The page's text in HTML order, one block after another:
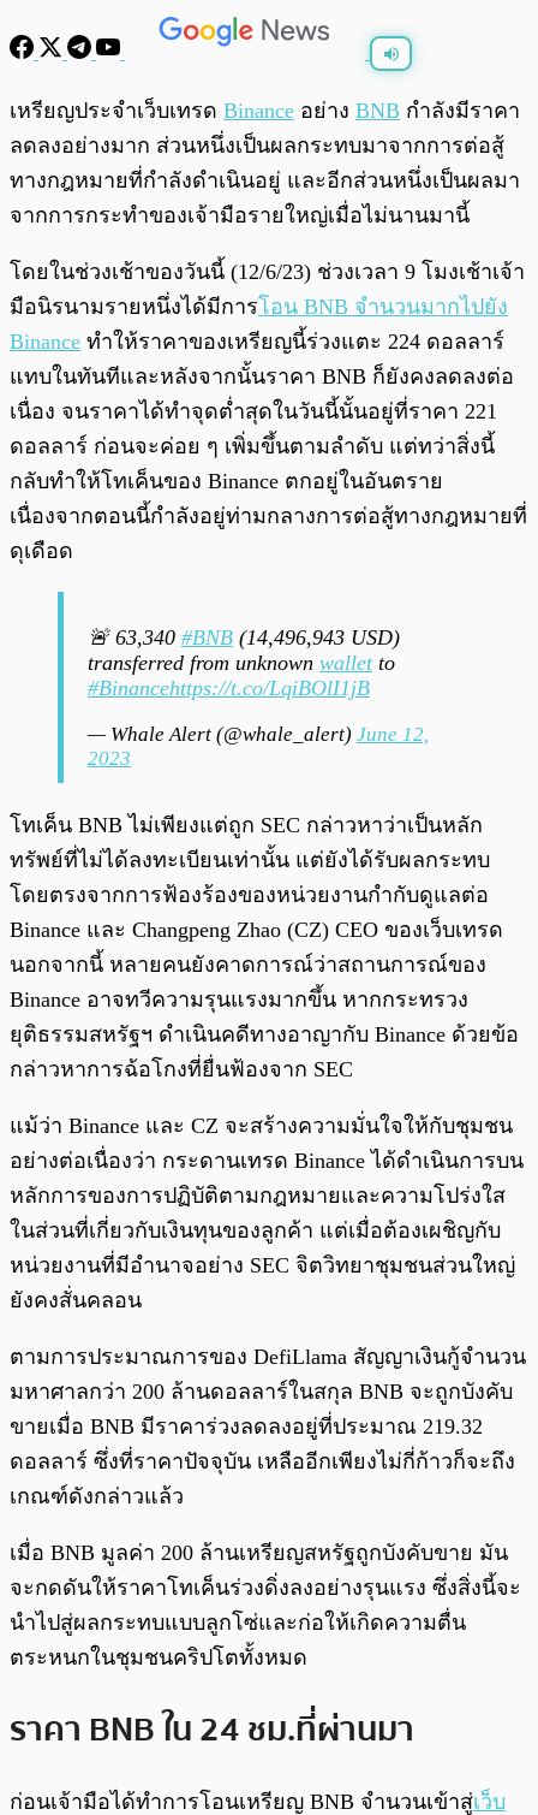
พร้อมเล่น 0:00 / 0:00
เหรียญประจำเว็บเทรด Binance อย่าง BNB กำลังมีราคา
ลดลงอย่างมาก ส่วนหนึ่งเป็นผลกระทบมาจากการต่อสู้
ทางกฎหมายที่กำลังดำเนินอยู่ และอีกส่วนหนึ่งเป็นผลมา
จากการกระทำของเจ้ามือรายใหญ่เมื่อไม่นานมานี้
โดยในช่วงเช้าของวันนี้ (12/6/23) ช่วงเวลา 9 โมงเช้าเจ้า
มือนิรนามรายหนึ่งได้มีการโอน BNB จำนวนมากไปยัง
Binance ทำให้ราคาของเหรียญนี้ร่วงแตะ 224 ดอลลาร์
แทบในทันทีและหลังจากนั้นราคา BNB ก็ยังคงลดลงต่อ
เนื่อง จนราคาได้ทำจุดต่ำสุดในวันนี้นั้นอยู่ที่ราคา 221
ดอลลาร์ ก่อนจะค่อย ๆ เพิ่มขึ้นตามลำดับ แต่ทว่าสิ่งนี้
กลับทำให้โทเค็นของ Binance ตกอยู่ในอันตราย
เนื่องจากตอนนี้กำลังอยู่ท่ามกลางการต่อสู้ทางกฎหมายที่
ดุเดือด
🚨 63,340 #BNB (14,496,943 USD)
transferred from unknown walletto
#Binancehttps://t.co/LqiBOlI1jB
— Whale Alert (@whale_alert) June 12,
2023
โทเค็น BNB ไม่เพียงแต่ถูก SEC กล่าวหาว่าเป็นหลัก
ทรัพย์ที่ไม่ได้ลงทะเบียนเท่านั้น แต่ยังได้รับผลกระทบ
โดยตรงจากการฟ้องร้องของหน่วยงานกำกับดูแลต่อ
Binance และ Changpeng Zhao (CZ) CEO ของเว็บเทรด
นอกจากนี้ หลายคนยังคาดการณ์ว่าสถานการณ์ของ
Binance อาจทวีความรุนแรงมากขึ้น หากกระทรวง
ยุติธรรมสหรัฐฯ ดำเนินคดีทางอาญากับ Binance ด้วยข้อ
กล่าวหาการฉ้อโกงที่ยื่นฟ้องจาก SEC
แม้ว่า Binance และ CZ จะสร้างความมั่นใจให้กับชุมชน
อย่างต่อเนื่องว่า กระดานเทรด Binance ได้ดำเนินการบน
หลักการของการปฏิบัติตามกฎหมายและความโปร่งใส
ในส่วนที่เกี่ยวกับเงินทุนของลูกค้า แต่เมื่อต้องเผชิญกับ
หน่วยงานที่มีอำนาจอย่าง SEC จิตวิทยาชุมชนส่วนใหญ่
ยังคงสั่นคลอน
ตามการประมาณการของ DefiLlama สัญญาเงินกู้จำนวน
มหาศาลกว่า 200 ล้านดอลลาร์ในสกุล BNB จะถูกบังคับ
ขายเมื่อ BNB มีราคาร่วงลดลงอยู่ที่ประมาณ 219.32
ดอลลาร์ ซึ่งที่ราคาปัจจุบัน เหลืออีกเพียงไม่กี่ก้าวก็จะถึง
เกณฑ์ดังกล่าวแล้ว
เมื่อ BNB มูลค่า 200 ล้านเหรียญสหรัฐถูกบังคับขาย มัน
จะกดดันให้ราคาโทเค็นร่วงดิ่งลงอย่างรุนแรง ซึ่งสิ่งนี้จะ
นำไปสู่ผลกระทบแบบลูกโซ่และก่อให้เกิดความตื่น
ตระหนกในชุมชนคริปโตทั้งหมด
ราคา BNB ใน 24 ชม.ที่ผ่านมา
ก่อนเจ้ามือได้ทำการโอนเหรียญ BNB จำนวนเข้าสู่เว็บ